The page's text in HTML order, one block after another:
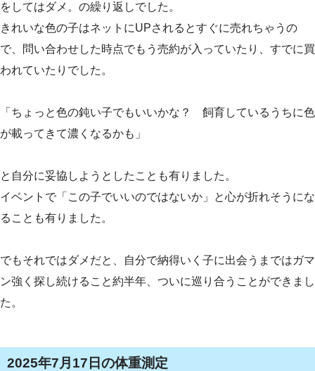
をしてはダメ。の繰り返しでした。
きれいな色の子はネットにUPされるとすぐに売れちゃうの
で、問い合わせした時点でもう売約が入っていたり、すでに買
われていたりでした。
「ちょっと色の鈍い子でもいいかな？ 飼育しているうちに色
が載ってきて濃くなるかも」
と自分に妥協しようとしたことも有りました。
イベントで「この子でいいのではないか」と心が折れそうにな
ることも有りました。
でもそれではダメだと、自分で納得いく子に出会うまではガマ
ン強く探し続けること約半年、ついに巡り合うことができまし
た。
2025年7月17日の体重測定